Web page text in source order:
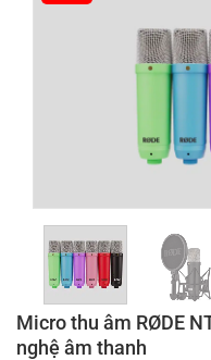
Micro thu âm RØDE
nghệ âm thanh